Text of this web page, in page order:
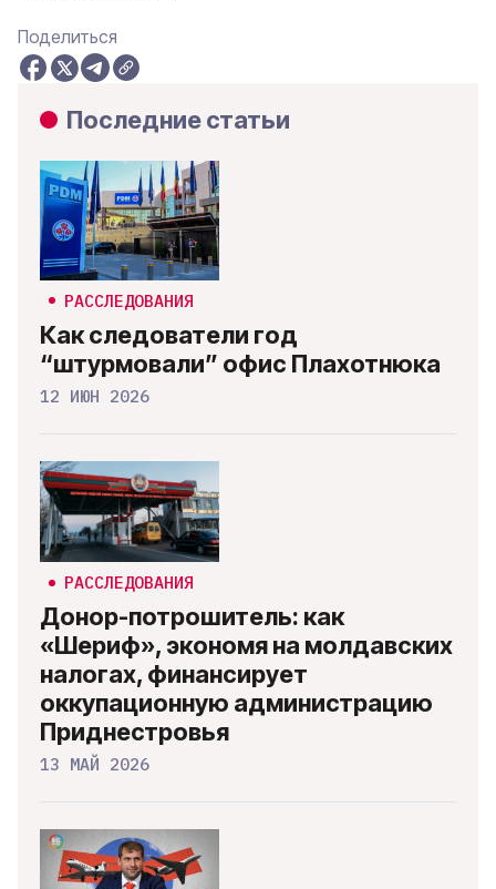
Поделиться
Последние статьи
РАССЛЕДОВАНИЯ
Как следователи год
“штурмовали” офис Плахотнюка
12 ИЮН 2026
РАССЛЕДОВАНИЯ
Донор-потрошитель: как
«Шериф», экономя на молдавских
налогах, финансирует
оккупационную администрацию
Приднестровья
13 МАЙ 2026